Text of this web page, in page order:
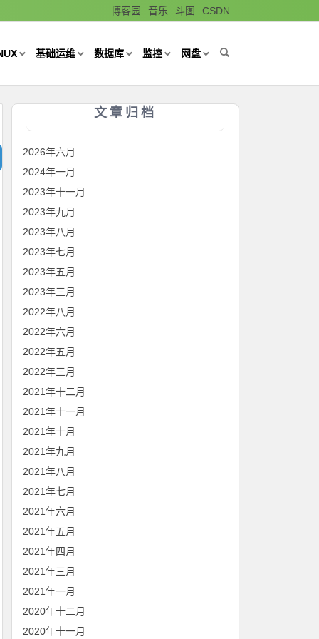
博客园 音乐 斗图 CSDN
基础运维 数据库 监控 网盘
络位和主机位。2>&1 将标准>输出错误重定向标准输出到
果,""里代表字符串颜色
和主机位。2>&1 将标准输出错误重定向标准输出到屏幕,/
里代表字符串颜色
文章归档
2026年六月
2024年一月
2023年十一月
2023年九月
2023年八月
2023年七月
2023年五月
2023年三月
2022年八月
2022年六月
2022年五月
2022年三月
2021年十二月
2021年十一月
2021年十月
2021年九月
2021年八月
2021年七月
2021年六月
2021年五月
2021年四月
2021年三月
2021年一月
2020年十二月
2020年十一月